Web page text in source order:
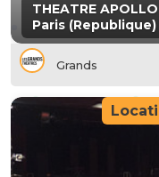
THEATRE
Paris (Republique)
Grands